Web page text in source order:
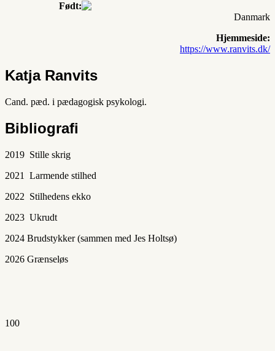
Født:
Danmark
Hjemmeside:
https://www.ranvits.dk/
Katja Ranvits
Cand. pæd. i pædagogisk psykologi.
Bibliografi
2019 Stille skrig
2021 Larmende stilhed
2022 Stilhedens ekko
2023 Ukrudt
2024 Brudstykker (sammen med Jes Holtsø)
2026 Grænseløs
100